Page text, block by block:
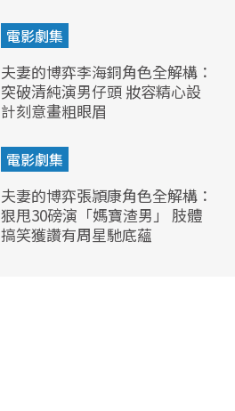
電影劇集
夫妻的博弈李海銅角色全解構：
突破清純演男仔頭 妝容精心設
計刻意畫粗眼眉
電影劇集
夫妻的博弈張頴康角色全解構：
狠甩30磅演「媽寶渣男」 肢體
搞笑獲讚有周星馳底蘊